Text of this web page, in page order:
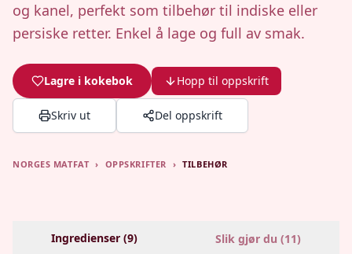
og kanel, perfekt som tilbehør til indiske eller
persiske retter. Enkel å lage og full av smak.
Lagre i kokebok Hopp til oppskrift
Skriv ut Del oppskrift
NORGES MATFAT › OPPSKRIFTER › TILBEHØR
Ingredienser (9) Slik gjør du (11)